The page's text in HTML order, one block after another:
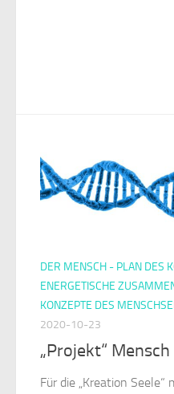
DER MENSCH - PLAN DES
ENERGETISCHE
KONZEPTE DES
2020-10-23
„Projekt“ Mensch
Für die „Kreation Seele“